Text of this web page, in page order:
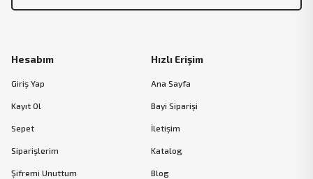
Hesabım
Giriş Yap
Kayıt Ol
Sepet
Siparişlerim
Şifremi Unuttum
Hızlı Erişim
Ana Sayfa
Bayi Siparişi
İletişim
Katalog
Blog